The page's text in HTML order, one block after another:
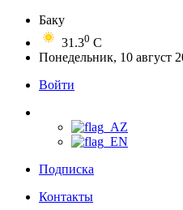
Баку
31.30 C
Понедельник, 10 август
Войти
Подписка
Контакты